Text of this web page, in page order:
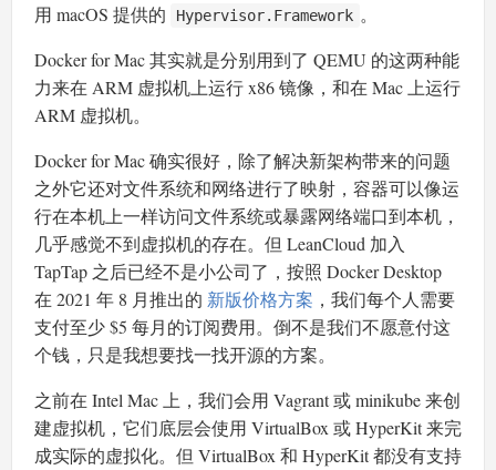
用 macOS 提供的
Hypervisor.Framework 。
Docker for Mac 其实就是分别用到了 QEMU 的这两种能
力来在 ARM 虚拟机上运行 x86 镜像，和在 Mac 上运行
ARM 虚拟机。
Docker for Mac 确实很好，除了解决新架构带来的问题
之外它还对文件系统和网络进行了映射，容器可以像运
行在本机上一样访问文件系统或暴露网络端口到本机，
几乎感觉不到虚拟机的存在。但 LeanCloud 加入
TapTap 之后已经不是小公司了，按照 Docker Desktop
在 2021 年 8 月推出的 新版价格方案 ，我们每个人需要
支付至少 $5 每月的订阅费用。倒不是我们不愿意付这
个钱，只是我想要找一找开源的方案。
之前在 Intel Mac 上，我们会用 Vagrant 或 minikube 来创
建虚拟机，它们底层会使用 VirtualBox 或 HyperKit 来完
成实际的虚拟化。但 VirtualBox 和 HyperKit 都没有支持